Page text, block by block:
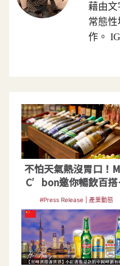
藉由文
常態
作。
不怕天氣熱沒胃口！
C’bon邀你暢飲百搭
泡酒 開啟浪漫七夕
#Press Release | 產業動態